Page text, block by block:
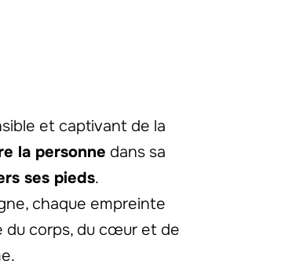
et captivant de la
la personne dans sa
ses pieds.
chaque empreinte
du corps, du cœur et de